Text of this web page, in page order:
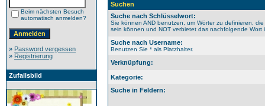
Beim nächsten Besuch
automatisch anmelden?
» Password vergessen
» Registrierung
Zufallsbild
Suchen
Suche nach Schlüsselwort:
Sie können AND benutzen, um Wörter zu definieren,
sein können und NOT verbietet das nachfolgende Wort
Suche nach Username:
Benutzen Sie * als Platzhalter.
Verknüpfung:
Kategorie:
Suche in Feldern: